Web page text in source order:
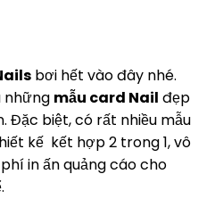
bơi hết vào đây nhé.
những mẫu card Nail đẹp
Đặc biệt, có rất nhiều mẫu
kế kết hợp 2 trong 1, vô
in ấn quảng cáo cho